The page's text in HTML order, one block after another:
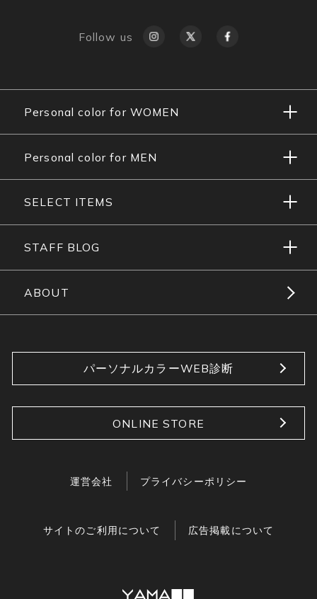
Follow us
Personal color for WOMEN
Personal color for MEN
SELECT ITEMS
STAFF BLOG
ABOUT
パーソナルカラーWEB診断
ONLINE STORE
運営会社 プライバシーポリシー
サイトのご利用について 広告掲載について